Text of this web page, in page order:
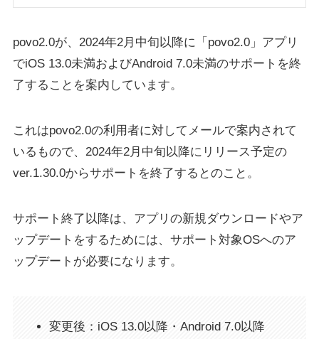
povo2.0が、2024年2月中旬以降に「povo2.0」アプリ
でiOS 13.0未満およびAndroid 7.0未満のサポートを終
了することを案内しています。
これはpovo2.0の利用者に対してメールで案内されて
いるもので、2024年2月中旬以降にリリース予定の
ver.1.30.0からサポートを終了するとのこと。
サポート終了以降は、アプリの新規ダウンロードやア
ップデートをするためには、サポート対象OSへのア
ップデートが必要になります。
変更後：iOS 13.0以降・Android 7.0以降